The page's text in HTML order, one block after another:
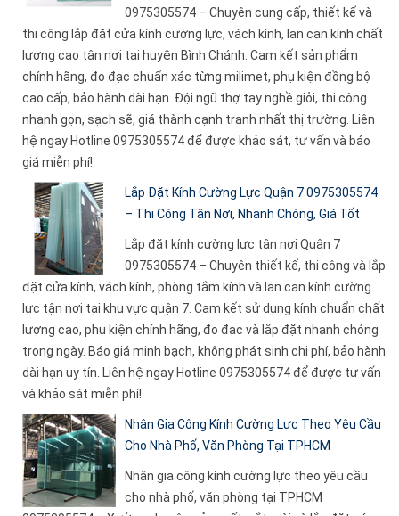
0975305574 – Chuyên cung cấp, thiết kế và
thi công lắp đặt cửa kính cường lực, vách kính, lan can kính chất
lượng cao tận nơi tại huyện Bình Chánh. Cam kết sản phẩm
chính hãng, đo đạc chuẩn xác từng milimet, phụ kiện đồng bộ
cao cấp, bảo hành dài hạn. Đội ngũ thợ tay nghề giỏi, thi công
nhanh gọn, sạch sẽ, giá thành cạnh tranh nhất thị trường. Liên
hệ ngay Hotline 0975305574 để được khảo sát, tư vấn và báo
giá miễn phí!
Lắp Đặt Kính Cường Lực Quận 7 0975305574
– Thi Công Tận Nơi, Nhanh Chóng, Giá Tốt
Lắp đặt kính cường lực tận nơi Quận 7
0975305574 – Chuyên thiết kế, thi công và lắp
đặt cửa kính, vách kính, phòng tắm kính và lan can kính cường
lực tận nơi tại khu vực quận 7. Cam kết sử dụng kính chuẩn chất
lượng cao, phụ kiện chính hãng, đo đạc và lắp đặt nhanh chóng
trong ngày. Báo giá minh bạch, không phát sinh chi phí, bảo hành
dài hạn uy tín. Liên hệ ngay Hotline 0975305574 để được tư vấn
và khảo sát miễn phí!
Nhận Gia Công Kính Cường Lực Theo Yêu Cầu
Cho Nhà Phố, Văn Phòng Tại TPHCM
Nhận gia công kính cường lực theo yêu cầu
cho nhà phố, văn phòng tại TPHCM